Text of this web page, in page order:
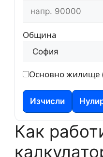
Община
Основно жилище
Изчисли
Как